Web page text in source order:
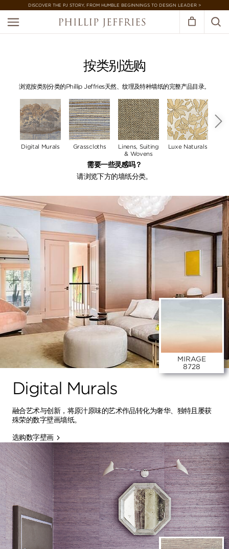
DISCOVER THE PJ STORY, FROM HUMBLE BEGINNINGS TO DESIGN LEADER >
按类别选购
浏览按类别分类的Phillip Jeffries天然、纹理及特种墙纸的完整产品目录。
Digital Murals Grasscloths
Linens, Suiting
& Wovens
Luxe Naturals
需要一些灵感吗？
请浏览下方的墙纸分类。
MIRAGE
8728
Digital Murals
融合艺术与创新，将原汁原味的艺术作品转化为奢华、独特且屡获
殊荣的数字壁画墙纸。
选购数字壁画